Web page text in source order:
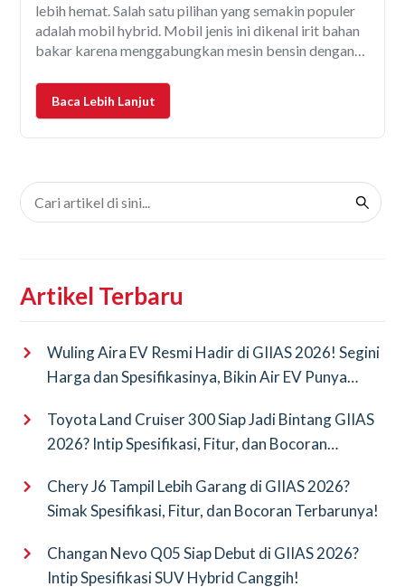
lebih hemat. Salah satu pilihan yang semakin populer
adalah mobil hybrid. Mobil jenis ini dikenal irit bahan
bakar karena menggabungkan mesin bensin dengan
efisien dibandingkan mobil konvensional. Nah,
biasanya pertanyaan yang sering
Baca Lebih Lanjut
Artikel Terbaru
Wuling Aira EV Resmi Hadir di GIIAS 2026! Segini
Harga dan Spesifikasinya, Bikin Air EV Punya
Toyota Land Cruiser 300 Siap Jadi Bintang GIIAS
2026? Intip Spesifikasi, Fitur, dan Bocoran
Chery J6 Tampil Lebih Garang di GIIAS 2026?
Simak Spesifikasi, Fitur, dan Bocoran Terbarunya!
Changan Nevo Q05 Siap Debut di GIIAS 2026?
Intip Spesifikasi SUV Hybrid Canggih!